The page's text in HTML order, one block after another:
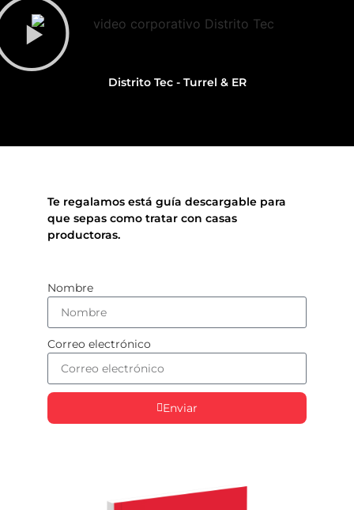
Distrito Tec - Turrel & ER
Te regalamos está guía descargable para
que sepas como tratar con casas
productoras.
Nombre
Correo electrónico
Enviar